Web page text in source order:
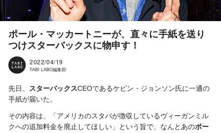
ポール・マッカートニーが、直々に手紙を送り
つけスターバックスに物申す！
2022/04/19
TABI LABO編集部
先日、 スターバックスCEOであるケビン・ジョンソン氏に一通の
手紙が届いた。
その内容は、「アメリカのスタバが徴収しているヴィーガンミル
クへの追加料金を廃止してほしい」という旨で、なんとあのポー